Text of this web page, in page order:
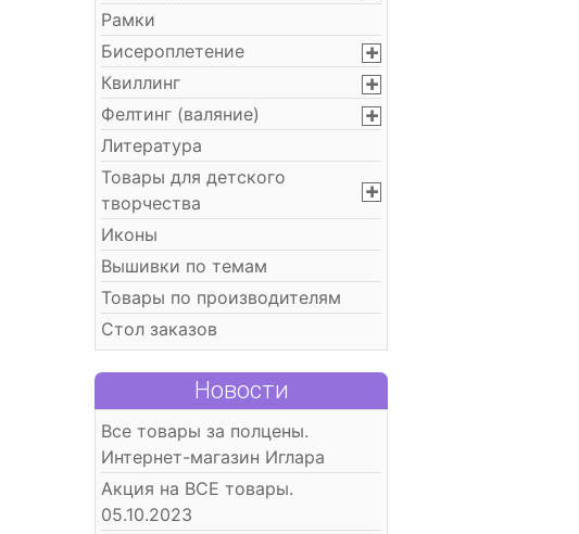
Рамки
Бисероплетение
Квиллинг
Фелтинг (валяние)
Литература
Товары для детского
творчества
Иконы
Вышивки по темам
Товары по производителям
Стол заказов
Новости
Все товары за полцены.
Интернет-магазин Иглара
Акция на ВСЕ товары.
05.10.2023